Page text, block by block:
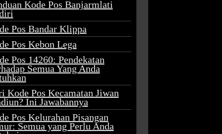
Kode Pos Banjarmlati
Pos Bandar Klippa
Pos Kebon Lega
Pos 14260: Pendekatan
Semua Yang Anda
Kode Pos Kecamatan Jiwan
Ini Jawabannya
Pos Kelurahan Pisangan
Semua yang Perlu Anda